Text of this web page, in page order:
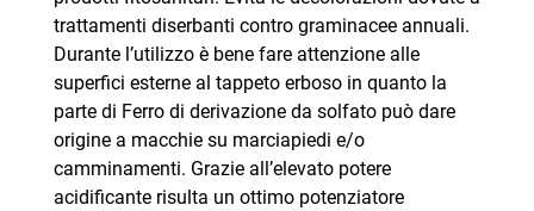
trattamenti diserbanti contro graminacee annuali.
Durante l’utilizzo è bene fare attenzione alle
superfici esterne al tappeto erboso in quanto la
parte di Ferro di derivazione da solfato può dare
origine a macchie su marciapiedi e/o
camminamenti. Grazie all’elevato potere
acidificante risulta un ottimo potenziatore